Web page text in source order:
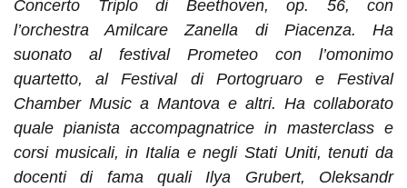
Concerto Triplo di Beethoven, op. 56, con
l’orchestra Amilcare Zanella di Piacenza. Ha
suonato al festival Prometeo con l’omonimo
quartetto, al Festival di Portogruaro e Festival
Chamber Music a Mantova e altri. Ha collaborato
quale pianista accompagnatrice in masterclass e
corsi musicali, in Italia e negli Stati Uniti, tenuti da
docenti di fama quali Ilya Grubert, Oleksandr